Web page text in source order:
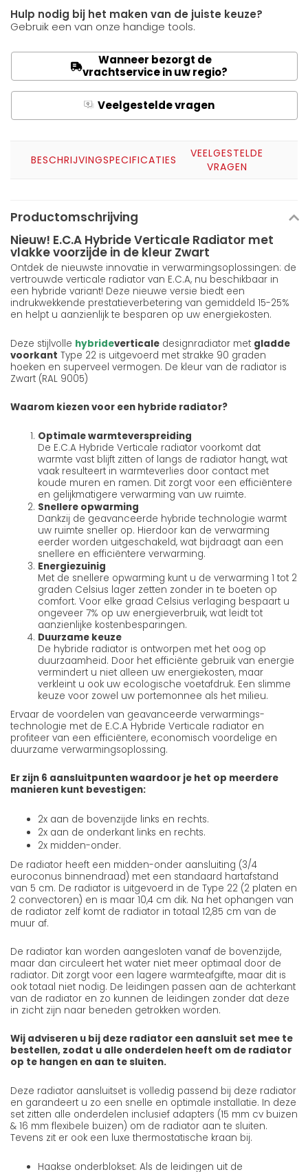
Hulp nodig bij het maken van de juiste keuze?
Gebruik een van onze handige tools.
Wanneer bezorgt de
vrachtservice in uw regio?
Q Veelgestelde vragen
BESCHRIJVINGSPECIFICATIES
VEELGESTELDE
VRAGEN
Productomschrijving
Nieuw! E.C.A Hybride Verticale Radiator met
vlakke voorzijde in de kleur Zwart
Ontdek de nieuwste innovatie in verwarmingsoplossingen: de
vertrouwde verticale radiator van E.C.A, nu beschikbaar in
een hybride variant! Deze nieuwe versie biedt een
indrukwekkende prestatieverbetering van gemiddeld 15-25%
en helpt u aanzienlijk te besparen op uw energiekosten.
Deze stijlvolle hybrideverticale designradiator met gladde
voorkant Type 22 is uitgevoerd met strakke 90 graden
hoeken en superveel vermogen. De kleur van de radiator is
Zwart (RAL 9005)
Waarom kiezen voor een hybride radiator?
Optimale warmteverspreiding
De E.C.A Hybride Verticale radiator voorkomt dat
warmte vast blijft zitten of langs de radiator hangt, wat
vaak resulteert in warmteverlies door contact met
koude muren en ramen. Dit zorgt voor een efficiëntere
en gelijkmatigere verwarming van uw ruimte.
Snellere opwarming
Dankzij de geavanceerde hybride technologie warmt
uw ruimte sneller op. Hierdoor kan de verwarming
eerder worden uitgeschakeld, wat bijdraagt aan een
snellere en efficiëntere verwarming.
Energiezuinig
Met de snellere opwarming kunt u de verwarming 1 tot 2
graden Celsius lager zetten zonder in te boeten op
comfort. Voor elke graad Celsius verlaging bespaart u
ongeveer 7% op uw energieverbruik, wat leidt tot
aanzienlijke kostenbesparingen.
Duurzame keuze
De hybride radiator is ontworpen met het oog op
duurzaamheid. Door het efficiënte gebruik van energie
vermindert u niet alleen uw energiekosten, maar
verkleint u ook uw ecologische voetafdruk. Een slimme
keuze voor zowel uw portemonnee als het milieu.
Ervaar de voordelen van geavanceerde verwarmings-
technologie met de E.C.A Hybride Verticale radiator en
profiteer van een efficiëntere, economisch voordelige en
duurzame verwarmingsoplossing.
Er zijn 6 aansluitpunten waardoor je het op meerdere
manieren kunt bevestigen:
2x aan de bovenzijde links en rechts.
2x aan de onderkant links en rechts.
2x midden-onder.
De radiator heeft een midden-onder aansluiting (3/4
euroconus binnendraad) met een standaard hartafstand
van 5 cm. De radiator is uitgevoerd in de Type 22 (2 platen en
2 convectoren) en is maar 10,4 cm dik. Na het ophangen van
de radiator zelf komt de radiator in totaal 12,85 cm van de
muur af.
De radiator kan worden aangesloten vanaf de bovenzijde,
maar dan circuleert het water niet meer optimaal door de
radiator. Dit zorgt voor een lagere warmteafgifte, maar dit is
ook totaal niet nodig. De leidingen passen aan de achterkant
van de radiator en zo kunnen de leidingen zonder dat deze
in zicht zijn naar beneden getrokken worden.
Wij adviseren u bij deze radiator een aansluit set mee te
bestellen, zodat u alle onderdelen heeft om de radiator
op te hangen en aan te sluiten.
Deze radiator aansluitset is volledig passend bij deze radiator
en garandeert u zo een snelle en optimale installatie. In deze
set zitten alle onderdelen inclusief adapters (15 mm cv buizen
& 16 mm flexibele buizen) om de radiator aan te sluiten.
Tevens zit er ook een luxe thermostatische kraan bij.
Haakse onderblokset: Als de leidingen uit de